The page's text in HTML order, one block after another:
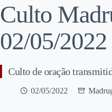
Culto
02/05/2022
Culto de oração
02/05/2022